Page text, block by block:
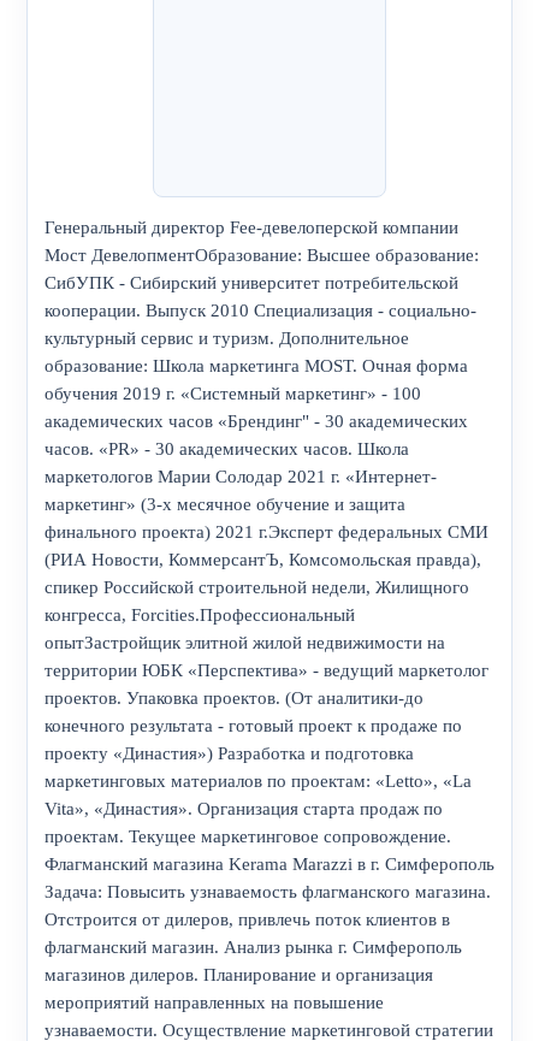
Генеральный директор Fee-девелоперской компании
Мост ДевелопментОбразование: Высшее образование:
СибУПК - Сибирский университет потребительской
кооперации. Выпуск 2010 Специализация - социально-
культурный сервис и туризм. Дополнительное
образование: Школа маркетинга MOST. Очная форма
обучения 2019 г. «Системный маркетинг» - 100
академических часов «Брендинг" - 30 академических
часов. «PR» - 30 академических часов. Школа
маркетологов Марии Солодар 2021 г. «Интернет-
маркетинг» (3-х месячное обучение и защита
финального проекта) 2021 г.Эксперт федеральных СМИ
(РИА Новости, КоммерсантЪ, Комсомольская правда),
спикер Российской строительной недели, Жилищного
конгресса, Forcities.Профессиональный
опытЗастройщик элитной жилой недвижимости на
территории ЮБК «Перспектива» - ведущий маркетолог
проектов. Упаковка проектов. (От аналитики-до
конечного результата - готовый проект к продаже по
проекту «Династия») Разработка и подготовка
маркетинговых материалов по проектам: «Letto», «La
Vita», «Династия». Организация старта продаж по
проектам. Текущее маркетинговое сопровождение.
Флагманский магазина Kerama Marazzi в г. Симферополь
Задача: Повысить узнаваемость флагманского магазина.
Отстроится от дилеров, привлечь поток клиентов в
флагманский магазин. Анализ рынка г. Симферополь
магазинов дилеров. Планирование и организация
мероприятий направленных на повышение
узнаваемости. Осуществление маркетинговой стратегии